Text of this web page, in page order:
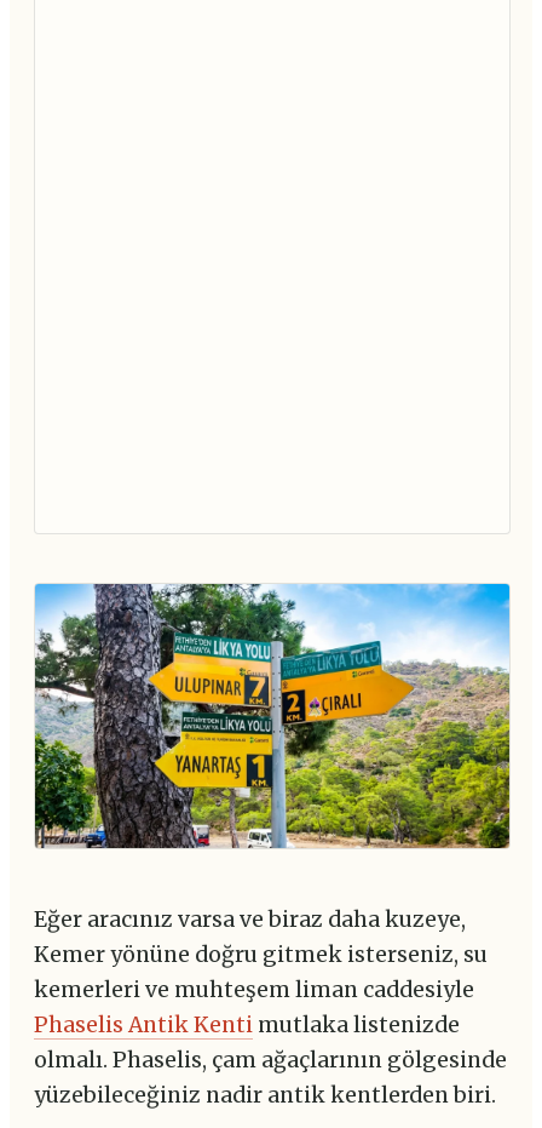
Eğer aracınız varsa ve biraz daha kuzeye,
Kemer yönüne doğru gitmek isterseniz, su
kemerleri ve muhteşem liman caddesiyle
Phaselis Antik Kenti mutlaka listenizde
olmalı. Phaselis, çam ağaçlarının gölgesinde
yüzebileceğiniz nadir antik kentlerden biri.